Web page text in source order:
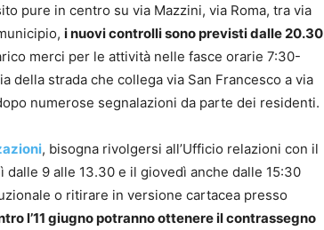
pure in centro su via Mazzini, via Roma, tra via
i nuovi controlli sono previsti dalle 20.30
merci per le attività nelle fasce orarie 7:30-
della strada che collega via San Francesco a via
numerose segnalazioni da parte dei residenti.
, bisogna rivolgersi all’Ufficio relazioni con il
9 alle 13.30 e il giovedì anche dalle 15:30
o ritirare in versione cartacea presso
l’11 giugno potranno ottenere il contrassegno